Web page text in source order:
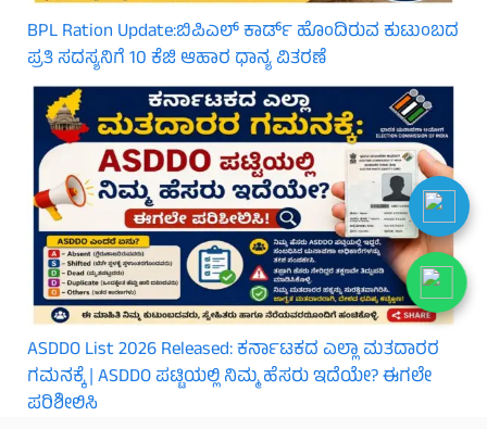
BPL Ration Update:ಬಿಪಿಎಲ್‌ ಕಾರ್ಡ್ ಹೊಂದಿರುವ ಕುಟುಂಬದ
ಪ್ರತಿ ಸದಸ್ಯನಿಗೆ 10 ಕೆಜಿ ಆಹಾರ ಧಾನ್ಯ ವಿತರಣೆ
ASDDO List 2026 Released: ಕರ್ನಾಟಕದ ಎಲ್ಲಾ ಮತದಾರರ
ಗಮನಕ್ಕೆ | ASDDO ಪಟ್ಟಿಯಲ್ಲಿ ನಿಮ್ಮ ಹೆಸರು ಇದೆಯೇ? ಈಗಲೇ
ಪರಿಶೀಲಿಸಿ